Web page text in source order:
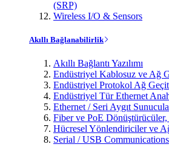
(SRP)
Wireless I/O & Sensors
Akıllı Bağlanabilirlik
Akıllı Bağlantı Yazılımı
Endüstriyel Kablosuz ve Ağ
Endüstriyel Protokol Ağ
Endüstriyel Tür Ethernet
Ethernet / Seri Aygıt
Fiber ve PoE Dönüştürücüler,
Hücresel Yönlendiriciler ve
Serial / USB Communications